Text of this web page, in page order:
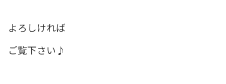
よろしければ
ご覧下さい♪